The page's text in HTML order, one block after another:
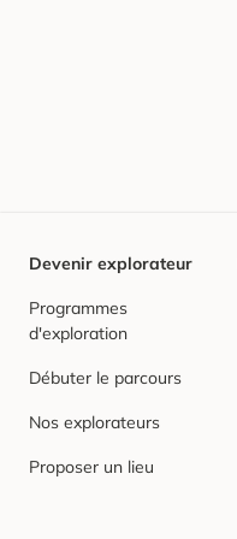
Devenir explorateur
Programmes
d'exploration
Débuter le parcours
Nos explorateurs
Proposer un lieu